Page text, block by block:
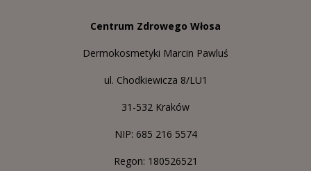
Centrum Zdrowego Włosa
Dermokosmetyki Marcin Pawluś
ul. Chodkiewicza 8/LU1
31-532 Kraków
NIP: 685 216 5574
Regon: 180526521